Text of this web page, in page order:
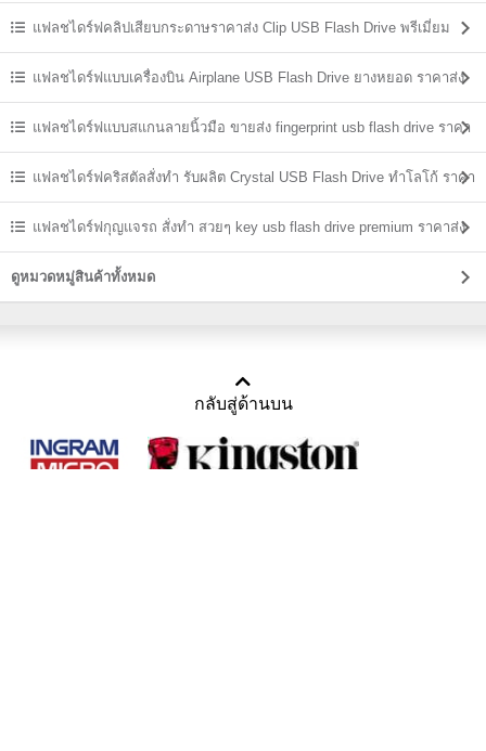
แฟลชไดร์ฟคลิปเสียบกระดาษราคาส่ง Clip USB Flash Drive พรีเมี่ยม
ราคาถูกแฟลชไดร์ฟแบบเครื่องบิน Airplane USB Flash Drive ยางหยอด ราคาส่ง
แฟลชไดร์ฟแบบสแกนลายนิ้วมือ ขายส่ง fingerprint usb flash drive ราคา
ถูก แฟลชไดร์ฟคริสตัลสั่งทำ รับผลิต Crystal USB Flash Drive ทำโลโก้ ราคา
ส่ง แฟลชไดร์ฟกุญแจรถ สั่งทำ สวยๆ key usb flash drive premium ราคาส่ง
ดูหมวดหมู่สินค้าทั้งหมด
กลับสู่ด้านบน